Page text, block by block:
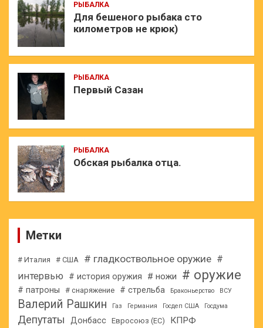
РЫБАЛКА
Для бешеного рыбака сто
километров не крюк)
РЫБАЛКА
Первый Сазан
РЫБАЛКА
Обская рыбалка отца.
Метки
# Италия # США # гладкоствольное оружие #
интервью
# история оружия # ножи # оружие
# патроны # снаряжение # стрельба Браконьерство ВСУ
Валерий Рашкин Газ Германия Госдеп США Госдума
Депутаты Донбасс Евросоюз (ЕС) КПРФ